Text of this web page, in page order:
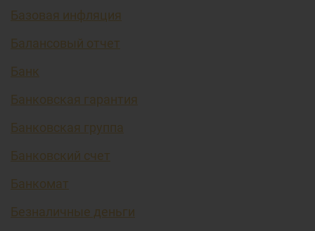
Базовая инфляция
Балансовый отчет
Банк
Банковская гарантия
Банковская группа
Банковский счет
Банкомат
Безналичные деньги